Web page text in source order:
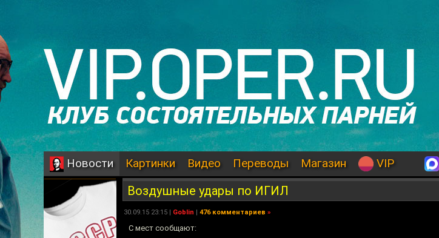
Новости Картинки Видео Переводы Магазин VIP
Воздушные удары по ИГИЛ
30.09.15 23:15 | Goblin | 476 комментариев »
С мест сообщают: